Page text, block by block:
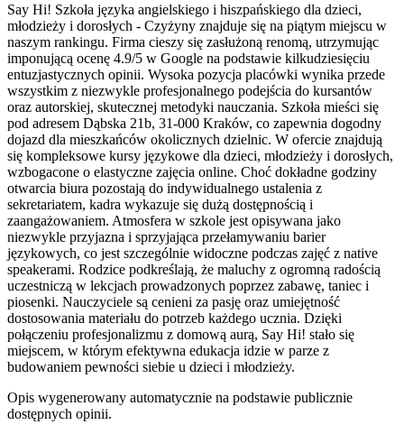
Say Hi! Szkoła języka angielskiego i hiszpańskiego dla dzieci,
młodzieży i dorosłych - Czyżyny znajduje się na piątym miejscu w
naszym rankingu. Firma cieszy się zasłużoną renomą, utrzymując
imponującą ocenę 4.9/5 w Google na podstawie kilkudziesięciu
entuzjastycznych opinii. Wysoka pozycja placówki wynika przede
wszystkim z niezwykle profesjonalnego podejścia do kursantów
oraz autorskiej, skutecznej metodyki nauczania. Szkoła mieści się
pod adresem Dąbska 21b, 31-000 Kraków, co zapewnia dogodny
dojazd dla mieszkańców okolicznych dzielnic. W ofercie znajdują
się kompleksowe kursy językowe dla dzieci, młodzieży i dorosłych,
wzbogacone o elastyczne zajęcia online. Choć dokładne godziny
otwarcia biura pozostają do indywidualnego ustalenia z
sekretariatem, kadra wykazuje się dużą dostępnością i
zaangażowaniem. Atmosfera w szkole jest opisywana jako
niezwykle przyjazna i sprzyjająca przełamywaniu barier
językowych, co jest szczególnie widoczne podczas zajęć z native
speakerami. Rodzice podkreślają, że maluchy z ogromną radością
uczestniczą w lekcjach prowadzonych poprzez zabawę, taniec i
piosenki. Nauczyciele są cenieni za pasję oraz umiejętność
dostosowania materiału do potrzeb każdego ucznia. Dzięki
połączeniu profesjonalizmu z domową aurą, Say Hi! stało się
miejscem, w którym efektywna edukacja idzie w parze z
budowaniem pewności siebie u dzieci i młodzieży.
Opis wygenerowany automatycznie na podstawie publicznie
dostępnych opinii.